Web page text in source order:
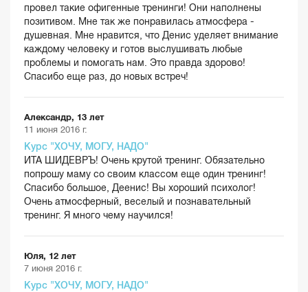
провел такие офигенные тренинги! Они наполнены
позитивом. Мне так же понравилась атмосфера -
душевная. Мне нравится, что Денис уделяет внимание
каждому человеку и готов выслушивать любые
проблемы и помогать нам. Это правда здорово!
Спасибо еще раз, до новых встреч!
Александр, 13 лет
11 июня 2016 г.
Курс "ХОЧУ, МОГУ, НАДО"
ИТА ШИДЕВРЪ! Очень крутой тренинг. Обязательно
попрошу маму со своим классом еще один тренинг!
Спасибо большое, Деенис! Вы хороший психолог!
Очень атмосферный, веселый и познавательный
тренинг. Я много чему научился!
Юля, 12 лет
7 июня 2016 г.
Курс "ХОЧУ, МОГУ, НАДО"